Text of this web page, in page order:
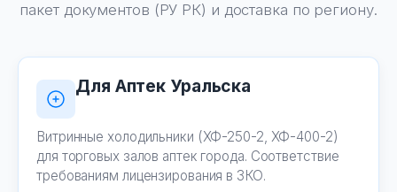
пакет документов (РУ РК) и доставка по региону.
Для Аптек Уральска
Витринные холодильники (ХФ-250-2, ХФ-400-2)
для торговых залов аптек города. Соответствие
требованиям лицензирования в ЗКО.